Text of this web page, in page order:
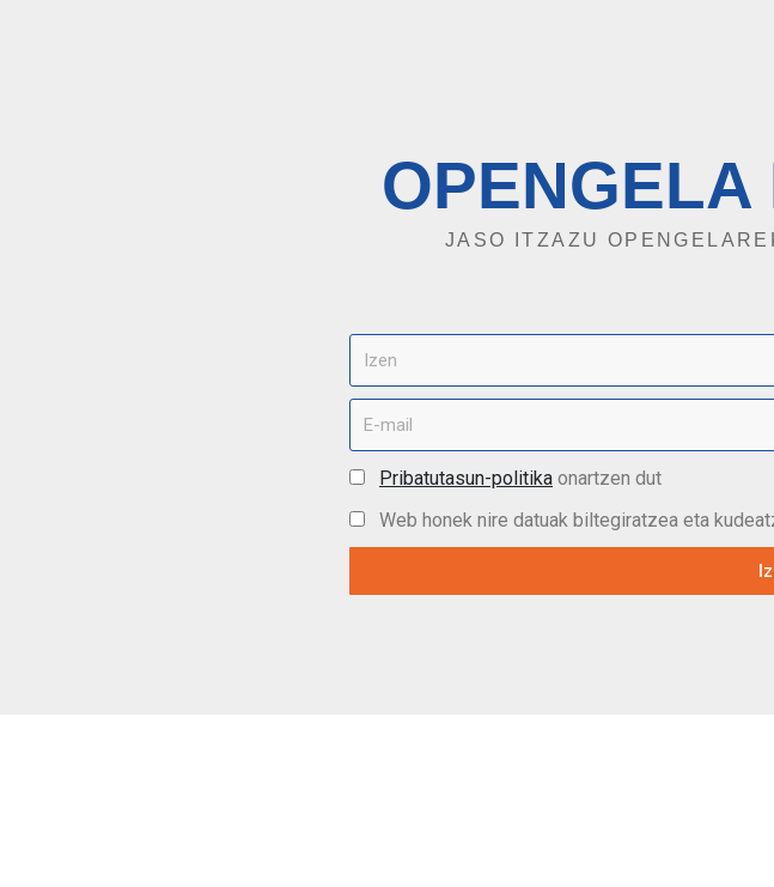
OPENGELA
JASO ITZAZU
Pribatutasun-politika onartzen dut
Web honek nire datuak biltegiratzea eta